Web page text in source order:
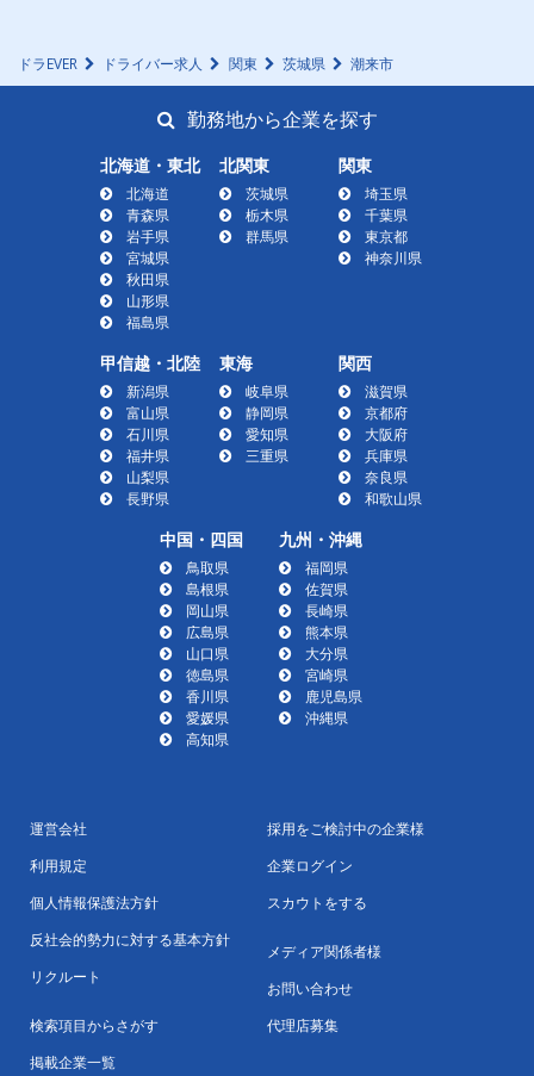
ドラEVER ドライバー求人 関東 茨城県 潮来市
勤務地から企業を探す
北海道・東北
北海道
青森県
岩手県
宮城県
秋田県
山形県
福島県
北関東
茨城県
栃木県
群馬県
関東
埼玉県
千葉県
東京都
神奈川県
甲信越・北陸
新潟県
富山県
石川県
福井県
山梨県
長野県
東海
岐阜県
静岡県
愛知県
三重県
関西
滋賀県
京都府
大阪府
兵庫県
奈良県
和歌山県
中国・四国
鳥取県
島根県
岡山県
広島県
山口県
徳島県
香川県
愛媛県
高知県
九州・沖縄
福岡県
佐賀県
長崎県
熊本県
大分県
宮崎県
鹿児島県
沖縄県
運営会社
利用規定
個人情報保護法方針
反社会的勢力に対する基本方針
リクルート
検索項目からさがす
掲載企業一覧
採用をご検討中の企業様
企業ログイン
スカウトをする
メディア関係者様
お問い合わせ
代理店募集